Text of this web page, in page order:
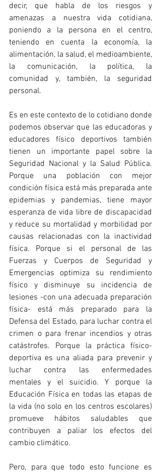
decir, que habla de los riesgos y
amenazas a nuestra vida cotidiana,
poniendo a la persona en el centro,
teniendo en cuenta la economía, la
alimentación, la salud, el medioambiente,
la comunicación, la política, la
comunidad y, también, la seguridad
personal.
Es en este contexto de lo cotidiano donde
podemos observar que las educadoras y
educadores físico deportivos también
tienen un importante papel sobre la
Seguridad Nacional y la Salud Pública.
Porque una población con mejor
condición física está más preparada ante
epidemias y pandemias, tiene mayor
esperanza de vida libre de discapacidad
y reduce su mortalidad y morbilidad por
causas relacionadas con la inactividad
física. Porque si el personal de las
Fuerzas y Cuerpos de Seguridad y
Emergencias optimiza su rendimiento
físico y disminuye su incidencia de
lesiones -con una adecuada preparación
física- está más preparado para la
Defensa del Estado, para luchar contra el
crimen o para frenar incendios y otras
catástrofes. Porque la práctica físico-
deportiva es una aliada para prevenir y
luchar contra las enfermedades
mentales y el suicidio. Y porque la
Educación Física en todas las etapas de
la vida (no solo en los centros escolares)
promueve hábitos saludables que
contribuyen a paliar los efectos del
cambio climático.
Pero, para que todo esto funcione es